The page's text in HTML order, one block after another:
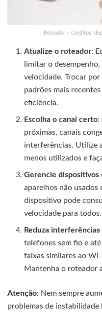
Roteador – Créditos:
Atualize o roteador:
limitar o
velocidade. Trocar
padrões mais
eficiência.
Escolha o canal certo:
próximas, canais
interferências. Utilize
menos utilizados e
Gerencie dispositivos
aparelhos não usados
dispositivo pode
velocidade para todos.
Reduza
telefones sem fio e
faixas similares ao
Mantenha o roteador
Atenção: Nem sempre
problemas de